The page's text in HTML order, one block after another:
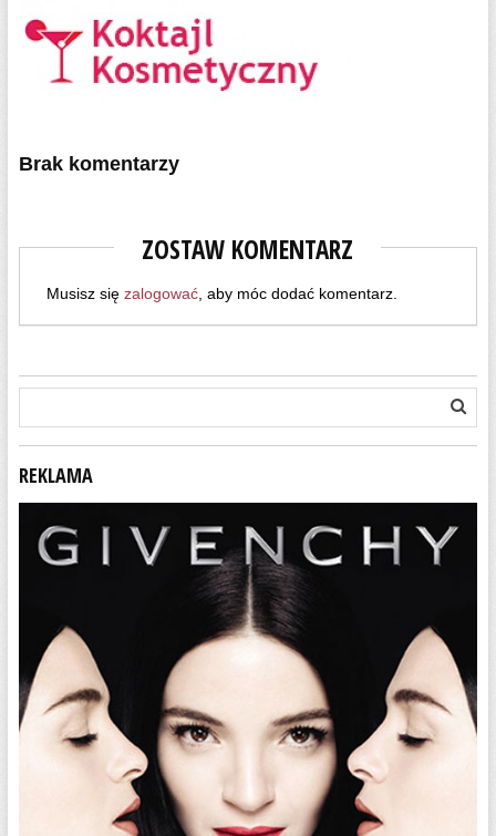
Brak komentarzy
ZOSTAW KOMENTARZ
Musisz się zalogować, aby móc dodać komentarz.
REKLAMA